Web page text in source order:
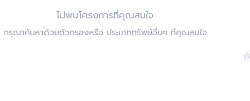
ไม่พบโครงการที่คุณสนใจ
กรุณาค้นหาด้วยตัวกรองหรือ ประเภททรัพย์อื่นๆ ที่คุณสนใจ